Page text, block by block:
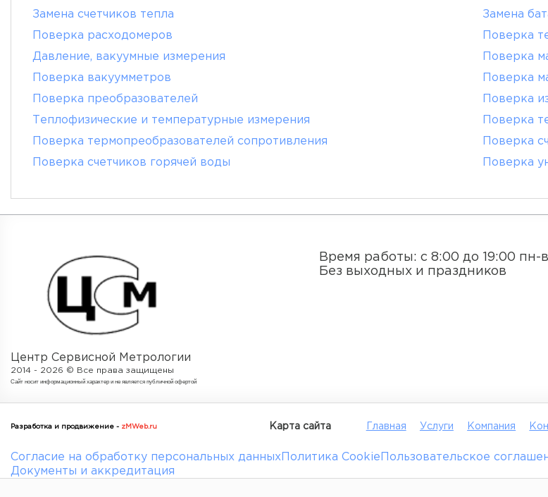
Замена счетчиков тепла
Замена
Поверка расходомеров
Поверка
Давление, вакуумные измерения
Поверка
Поверка вакуумметров
Поверка
Поверка преобразователей
Поверка
Теплофизические и температурные измерения
Поверка
Поверка термопреобразователей сопротивления
Поверка
Поверка счетчиков горячей воды
Поверка
Центр Сервисной Метрологии
2014 - 2026 © Все права защищены
Cайт носит информационный характер и не является публичной офертой
Время работы: с 8:00 до 19:00 пн-
Без выходных и праздников
Разработка и продвижение - zMWeb.ru Карта сайта Главная Услуги Компания
Согласие на обработку персональных данных Политика Cookie Пользовательское
Документы и аккредитация